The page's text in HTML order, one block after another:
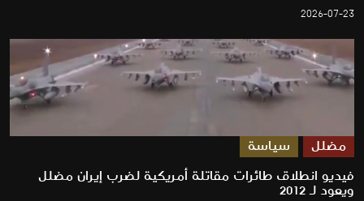
2026-07-23
مضلل سياسة
فيديو انطلاق طائرات مقاتلة أمريكية لضرب إيران مضلل
ويعود لـ 2012